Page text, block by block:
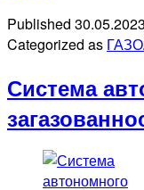
Published 30.05.2023
Categorized as
Система